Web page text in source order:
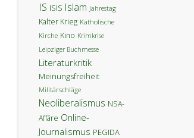
IS ISIS Islam Jahrestag
Kalter Krieg Katholische
Kirche Kino Krimkrise
Leipziger Buchmesse
Literaturkritik
Meinungsfreiheit
Militärschläge
Neoliberalismus NSA-
Affäre Online-
Journalismus PEGIDA